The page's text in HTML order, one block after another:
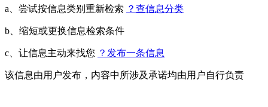
a、尝试按信息类别重新检索 ？查信息分类
b、缩短或更换信息检索条件
c、让信息主动来找您 ？发布一条信息
该信息由用户发布，内容中所涉及承诺均由用户自行负责